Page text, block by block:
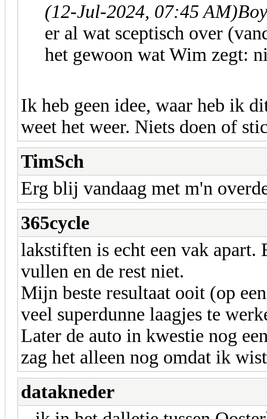
(12-Jul-2024, 07:45 AM)
er al wat sceptisch over
het gewoon wat Wim zegt:
Ik heb geen idee, waar heb ik
weet het weer. Niets doen of
TimSch
Erg blij vandaag met m'n
365cycle
lakstiften is echt een vak
vullen en de rest niet.
Mijn beste resultaat ooit (op
veel superdunne laagjes te
Later de auto in kwestie nog
zag het alleen nog omdat ik
datakneder